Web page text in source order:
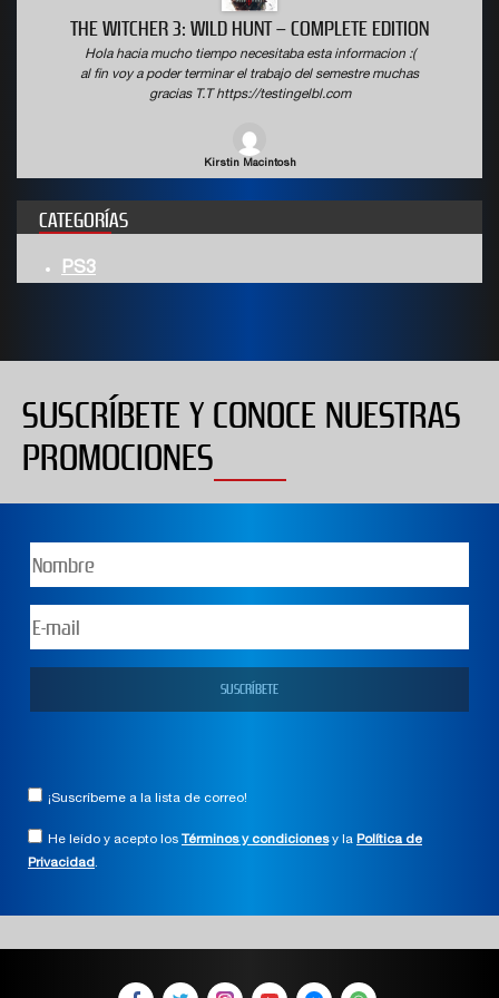
THE WITCHER 3: WILD HUNT – COMPLETE EDITION
Hola hacia mucho tiempo necesitaba esta informacion :(
al fin voy a poder terminar el trabajo del semestre muchas
gracias T.T https://testingelbl.com
Kirstin Macintosh
CATEGORÍAS
PS3
SUSCRÍBETE Y CONOCE NUESTRAS
PROMOCIONES
¡Suscríbeme a la lista de correo!
He leído y acepto los Términos y condicionesy la Política de
Privacidad.